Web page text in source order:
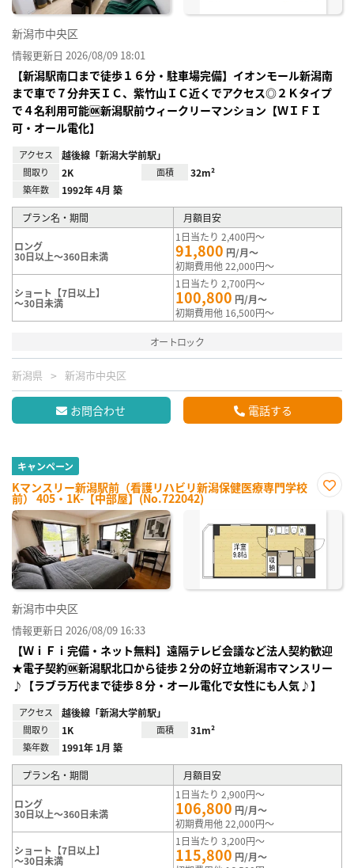
新潟市中央区
情報更新日 2026/08/09 18:01
【新潟駅南口まで徒歩１６分・駐車場完備】イオンモール新潟南
まで車で７分弁天ＩＣ、紫竹山ＩＣ近くでアクセス◎２Ｋタイプ
で４名利用可能🆗新潟駅前ウィークリーマンション【ＷＩＦＩ
可・オール電化】
アクセス 越後線「新潟大学前駅」
間取り 2K 面積 32m²
築年数 1992年 4月 築
プラン名・期間 月額目安
ロング
30日以上～360日未満
1日当たり 2,400円～
91,800 円/月～
初期費用他 22,000円～
ショート【7日以上】
～30日未満
1日当たり 2,700円～
100,800 円/月～
初期費用他 16,500円～
オートロック
新潟県 新潟市中央区
お問合わせ 電話する
キャンペーン
Kマンスリー新潟駅前（看護リハビリ新潟保健医療専門学校
前） 405・1K-【中部屋】(No.722042)
に入
録
新潟市中央区
情報更新日 2026/08/09 16:33
【ＷｉＦｉ完備・ネット無料】遠隔テレビ会議など法人契約歓迎
★電子契約🆗新潟駅北口から徒歩２分の好立地新潟市マンスリー
♪【ラブラ万代まで徒歩８分・オール電化で女性にも人気♪】
アクセス 越後線「新潟大学前駅」
間取り 1K 面積 31m²
築年数 1991年 1月 築
プラン名・期間 月額目安
ロング
30日以上～360日未満
1日当たり 2,900円～
106,800 円/月～
初期費用他 22,000円～
ショート【7日以上】
～30日未満
1日当たり 3,200円～
115,800 円/月～